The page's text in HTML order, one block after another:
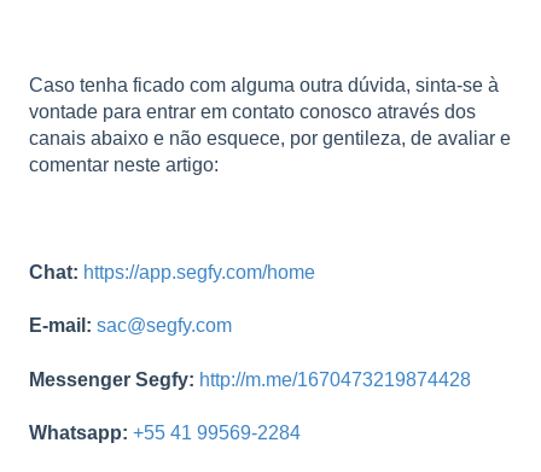
Caso tenha ficado com alguma outra dúvida, sinta-se à
vontade para entrar em contato conosco através dos
canais abaixo e não esquece, por gentileza, de avaliar e
comentar neste artigo:
Chat: https://app.segfy.com/home
E-mail: sac@segfy.com
Messenger Segfy: http://m.me/1670473219874428
Whatsapp: +55 41 99569-2284